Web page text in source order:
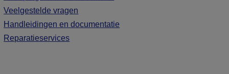
Veelgestelde vragen
Handleidingen en documentatie
Reparatieservices